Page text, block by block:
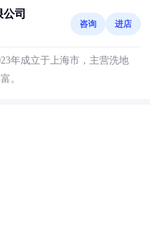
司
咨询 进店
年成立于上海市，主营洗地
。